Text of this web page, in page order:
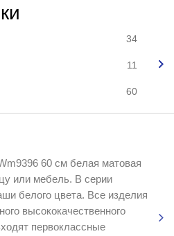
34
11
60
60 см белая матовая
или мебель. В серии
белого цвета. Все изделия
высококачественного
первоклассные